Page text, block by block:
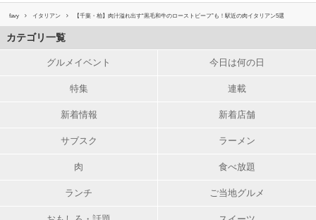
favy イタリアン 【千葉・柏】肉汁溢れ出す“黒毛和牛のローストビーフ”も！駅近の肉イタリアン5選
カテゴリ一覧
グルメイベント 今日は何の日
特集 連載
新着情報 新着店舗
サブスク ラーメン
肉 食べ放題
ランチ ご当地グルメ